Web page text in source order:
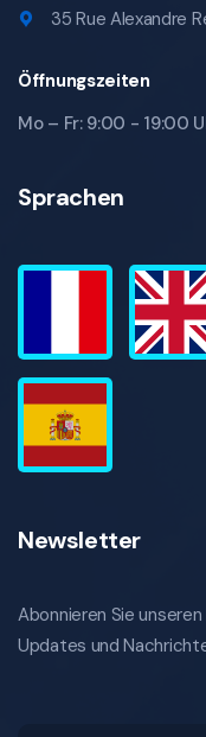
35 Rue Alexandre
Öffnungszeiten
Mo – Fr: 9:00 - 19:00
Sprachen
Newsletter
Abonnieren Sie
Updates und